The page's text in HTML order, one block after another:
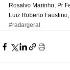
Rosalvo Marinho, Pr
Luiz Roberto
#radargeral